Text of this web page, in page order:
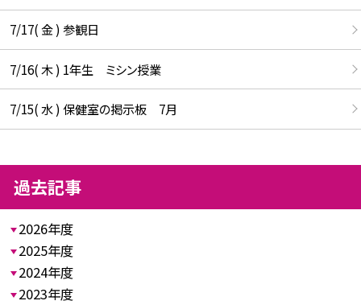
7/17( 金 ) 参観日
7/16( 木 ) 1年生 ミシン授業
7/15( 水 ) 保健室の掲示板 7月
過去記事
2026年度
2025年度
2024年度
2023年度